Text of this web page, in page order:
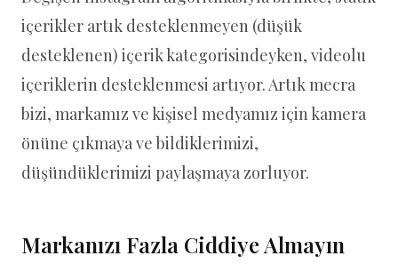
içerikler artık desteklenmeyen (düşük
desteklenen) içerik kategorisindeyken, videolu
içeriklerin desteklenmesi artıyor. Artık mecra
bizi, markamız ve kişisel medyamız için kamera
önüne çıkmaya ve bildiklerimizi,
düşündüklerimizi paylaşmaya zorluyor.
Markanızı Fazla Ciddiye Almayın